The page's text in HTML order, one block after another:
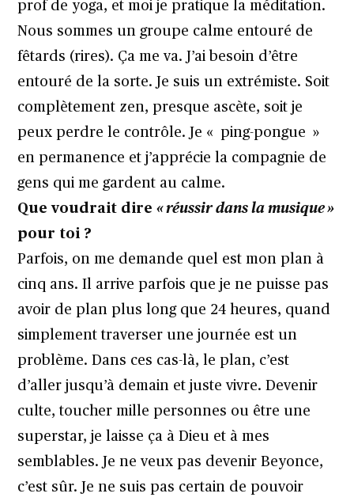
prof de yoga, et moi je pratique la méditation.
Nous sommes un groupe calme entouré de
fêtards (rires). Ça me va. J’ai besoin d’être
entouré de la sorte. Je suis un extrémiste. Soit
complètement zen, presque ascète, soit je
peux perdre le contrôle. Je « ping-pongue »
en permanence et j’apprécie la compagnie de
gens qui me gardent au calme.
Que voudrait dire« réussir dans la musique »
pour toi ?
Parfois, on me demande quel est mon plan à
cinq ans. Il arrive parfois que je ne puisse pas
avoir de plan plus long que 24 heures, quand
simplement traverser une journée est un
problème. Dans ces cas-là, le plan, c’est
d’aller jusqu’à demain et juste vivre. Devenir
culte, toucher mille personnes ou être une
superstar, je laisse ça à Dieu et à mes
semblables. Je ne veux pas devenir Beyonce,
c’est sûr. Je ne suis pas certain de pouvoir